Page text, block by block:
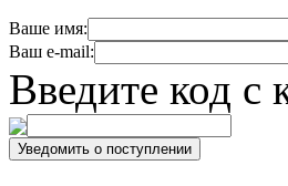
Ваше имя:
Ваш e-mail:
Введите код с